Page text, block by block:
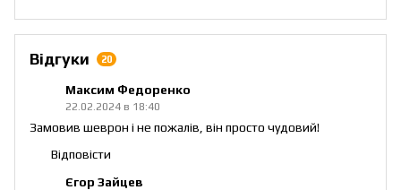
Відгуки 20
Максим Федоренко
22.02.2024 в 18:40
Замовив шеврон і не пожалів, він просто чудовий!
Відповісти
Єгор Зайцев